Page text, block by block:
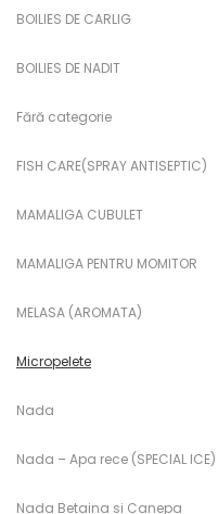
BOILIES DE CARLIG
BOILIES DE NADIT
Fără categorie
FISH CARE(SPRAY ANTISEPTIC)
MAMALIGA CUBULET
MAMALIGA PENTRU MOMITOR
MELASA (AROMATA)
Micropelete
Nada
Nada – Apa rece (SPECIAL ICE)
Nada Betaina si Canepa